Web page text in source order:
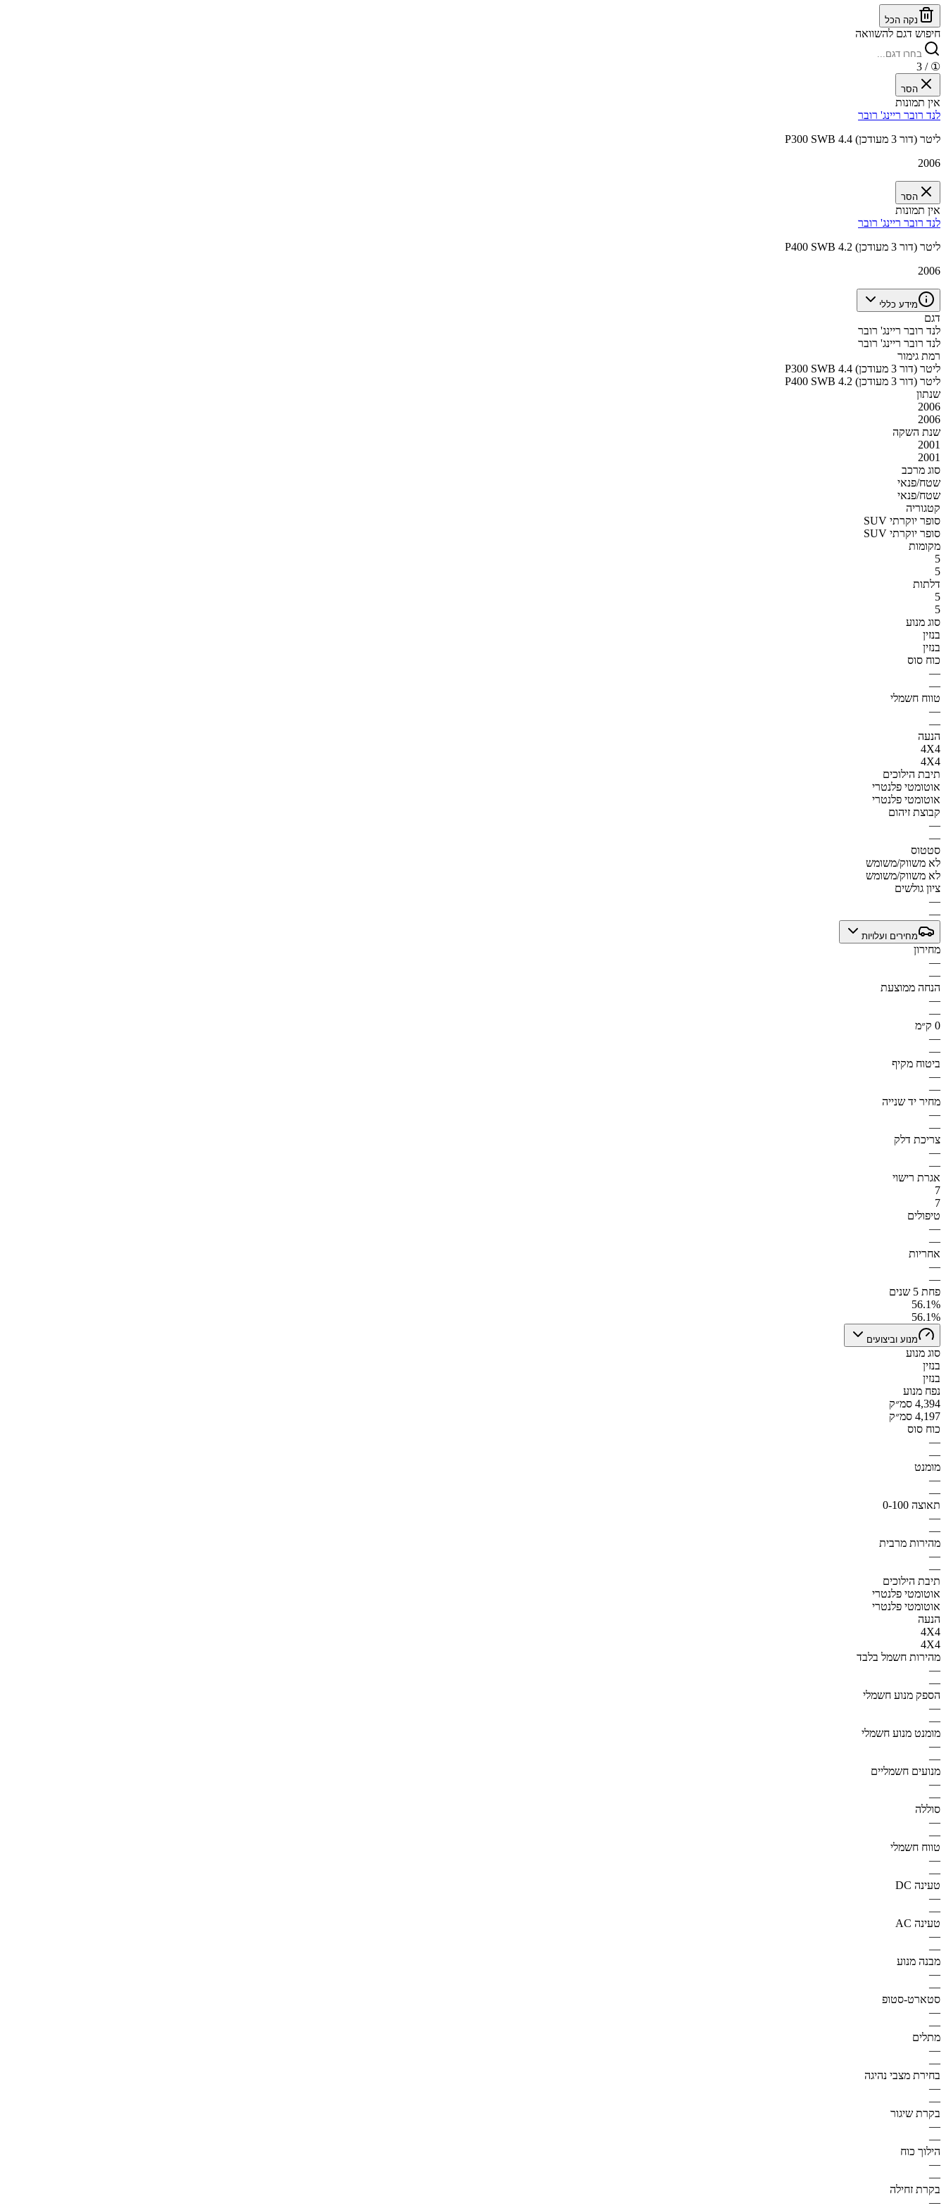
נקה הכל
חיפוש דגם להשוואה
①
/ 3
הסר
אין תמונות
לנד רובר ריינג' רובר
P300 SWB 4.4 ליטר (דור 3 מעודכן)
2006
הסר
אין תמונות
לנד רובר ריינג' רובר
P400 SWB 4.2 ליטר (דור 3 מעודכן)
2006
מידע כללי
דגם
לנד רובר ריינג' רובר
לנד רובר ריינג' רובר
רמת גימור
P300 SWB 4.4 ליטר (דור 3 מעודכן)
P400 SWB 4.2 ליטר (דור 3 מעודכן)
שנתון
2006
2006
שנת השקה
2001
2001
סוג מרכב
שטח/פנאי
שטח/פנאי
קטגוריה
SUV סופר יוקרתי
SUV סופר יוקרתי
מקומות
5
5
דלתות
5
5
סוג מנוע
בנזין
בנזין
כוח סוס
—
—
טווח חשמלי
—
—
הנעה
4X4
4X4
תיבת הילוכים
אוטומטי פלנטרי
אוטומטי פלנטרי
קבוצת זיהום
—
—
סטטוס
לא משווק/משומש
לא משווק/משומש
ציון גולשים
—
—
מחירים ועלויות
מחירון
—
—
הנחה ממוצעת
—
—
0 ק״מ
—
—
ביטוח מקיף
—
—
מחיר יד שנייה
—
—
צריכת דלק
—
—
אגרת רישוי
7
7
טיפולים
—
—
אחריות
—
—
פחת 5 שנים
56.1%
56.1%
מנוע וביצועים
סוג מנוע
בנזין
בנזין
נפח מנוע
4,394 סמ״ק
4,197 סמ״ק
כוח סוס
—
—
מומנט
—
—
תאוצה 0-100
—
—
מהירות מרבית
—
—
תיבת הילוכים
אוטומטי פלנטרי
אוטומטי פלנטרי
הנעה
4X4
4X4
מהירות חשמל בלבד
—
—
הספק מנוע חשמלי
—
—
מומנט מנוע חשמלי
—
—
מנועים חשמליים
—
—
סוללה
—
—
טווח חשמלי
—
—
טעינה DC
—
—
טעינה AC
—
—
מבנה מנוע
—
—
סטארט-סטופ
—
—
מתלים
—
—
בחירת מצבי נהיגה
—
—
בקרת שיגור
—
—
הילוך כוח
—
—
בקרת זחילה
—